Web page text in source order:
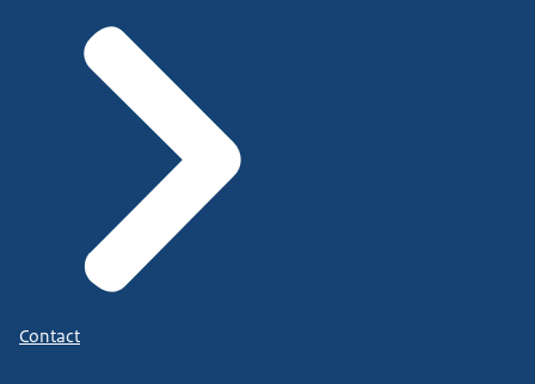
Contact